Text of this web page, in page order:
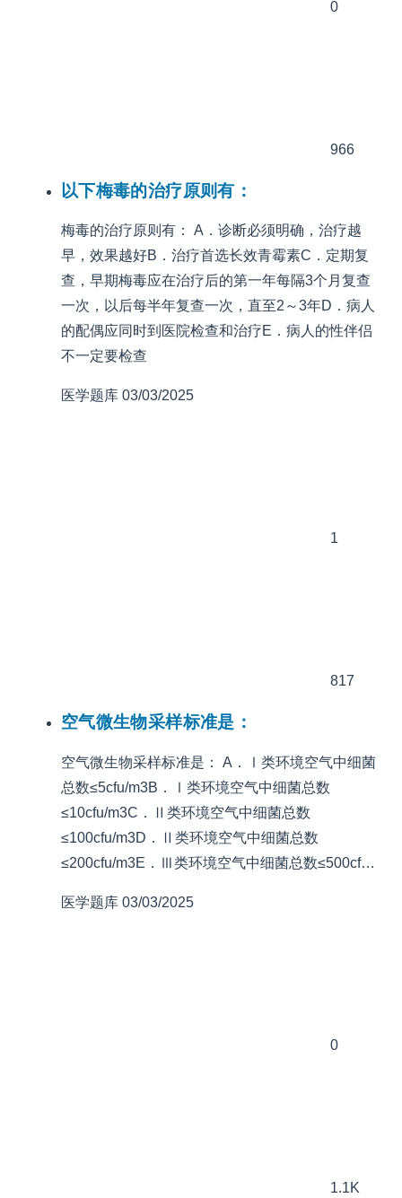
0
966
以下梅毒的治疗原则有：
梅毒的治疗原则有： A．诊断必须明确，治疗越
早，效果越好B．治疗首选长效青霉素C．定期复
查，早期梅毒应在治疗后的第一年每隔3个月复查
一次，以后每半年复查一次，直至2～3年D．病人
的配偶应同时到医院检查和治疗E．病人的性伴侣
不一定要检查
医学题库 03/03/2025
1
817
空气微生物采样标准是：
空气微生物采样标准是： A．Ⅰ类环境空气中细菌
总数≤5cfu/m3B．Ⅰ类环境空气中细菌总数
≤10cfu/m3C．Ⅱ类环境空气中细菌总数
≤100cfu/m3D．Ⅱ类环境空气中细菌总数
≤200cfu/m3E．Ⅲ类环境空气中细菌总数≤500cf…
医学题库 03/03/2025
0
1.1K